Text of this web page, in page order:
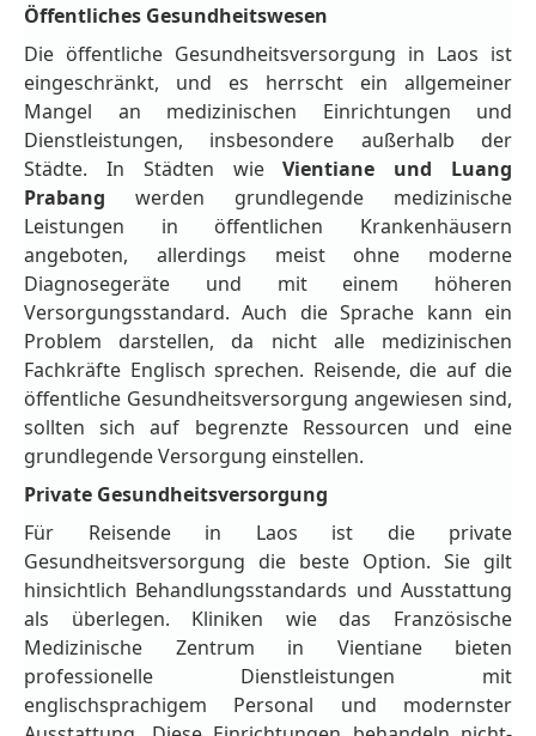
Öffentliches Gesundheitswesen
Die öffentliche Gesundheitsversorgung in Laos ist
eingeschränkt, und es herrscht ein allgemeiner
Mangel an medizinischen Einrichtungen und
Dienstleistungen, insbesondere außerhalb der
Städte. In Städten wieVientiane und Luang
Prabang werden grundlegende medizinische
Leistungen in öffentlichen Krankenhäusern
angeboten, allerdings meist ohne moderne
Diagnosegeräte und mit einem höheren
Versorgungsstandard. Auch die Sprache kann ein
Problem darstellen, da nicht alle medizinischen
Fachkräfte Englisch sprechen. Reisende, die auf die
öffentliche Gesundheitsversorgung angewiesen sind,
sollten sich auf begrenzte Ressourcen und eine
grundlegende Versorgung einstellen.
Private Gesundheitsversorgung
Für Reisende in Laos ist die private
Gesundheitsversorgung die beste Option. Sie gilt
hinsichtlich Behandlungsstandards und Ausstattung
als überlegen. Kliniken wie das Französische
Medizinische Zentrum in Vientiane bieten
professionelle Dienstleistungen mit
englischsprachigem Personal und modernster